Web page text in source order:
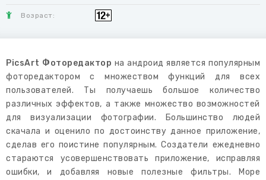
Возраст:
PicsArt Фоторедактор на андроид является популярным
фоторедактором с множеством функций для всех
пользователей. Ты получаешь большое количество
различных эффектов, а также множество возможностей
для визуализации фотографии. Большинство людей
скачала и оценило по достоинству данное приложение,
сделав его поистине популярным. Создатели ежедневно
стараются усовершенствовать приложение, исправляя
ошибки, и добавляя новые полезные фильтры. Море